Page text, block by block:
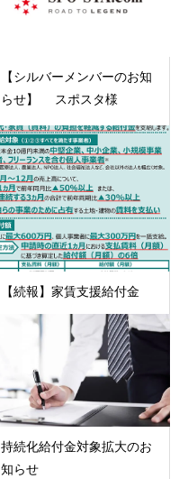
【シルバーメンバーのお知
らせ】 スポスタ様
【続報】家賃支援給付金
持続化給付金対象拡大のお
知らせ